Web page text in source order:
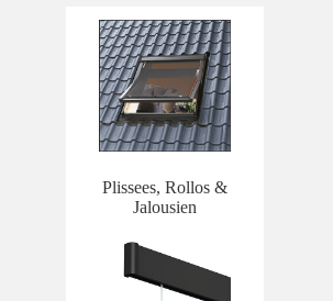
Plissees, Rollos &
Jalousien